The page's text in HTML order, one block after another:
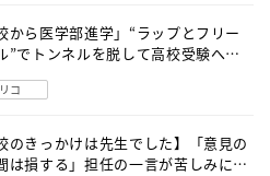
から医学部進学」“ラップとフリー
”でトンネルを脱して高校受験へ
コ
のきっかけは先生でした】「意見の
は損する」担任の一言が苦しみに…